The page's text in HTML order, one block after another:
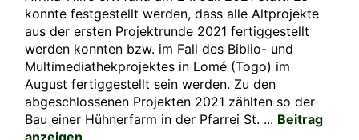
konnte festgestellt werden, dass alle Altprojekte
aus der ersten Projektrunde 2021 fertiggestellt
werden konnten bzw. im Fall des Biblio- und
Multimediathekprojektes in Lomé (Togo) im
August fertiggestellt sein werden. Zu den
abgeschlossenen Projekten 2021 zählten so der
Bau einer Hühnerfarm in der Pfarrei St. ... Beitrag
anzeigen